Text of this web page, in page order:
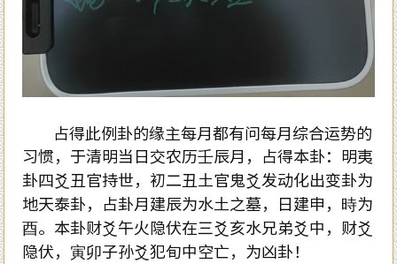
占得此例卦的缘主每月都有问每月综合运势的
习惯，于清明当日交农历壬辰月，占得本卦：明夷
卦四爻丑官持世，初二丑土官鬼爻发动化出变卦为
地天泰卦，占卦月建辰为水土之墓，日建申，時为
酉。本卦财爻午火隐伏在三爻亥水兄弟爻中，财爻
隐伏，寅卯子孙爻犯旬中空亡，为凶卦！